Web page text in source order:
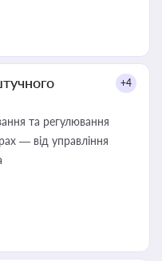
+4
та регулювання
— від управління